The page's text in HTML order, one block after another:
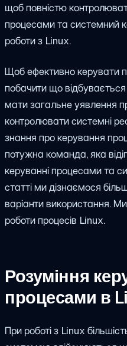
щоб повністю
процесами та системний
роботи з Linux.
Щоб ефективно керувати
побачити що
мати загальне уявлення
контролювати системні
знання про керування
потужна команда, яка
керуванні процесами та
статті ми дізнаємося
варіанти використання.
роботи процесів Linux.
Розуміння
процесами в
При роботі з Linux